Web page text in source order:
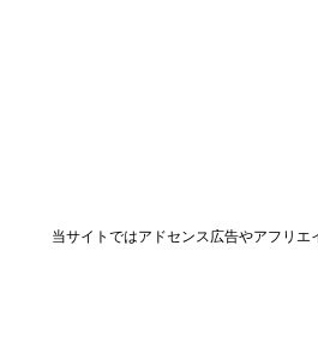
当サイトではアドセンス広告やアフリエ